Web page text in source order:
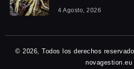
4 Agosto, 2026
© 2026, Todos los derechos
novagestion.eu